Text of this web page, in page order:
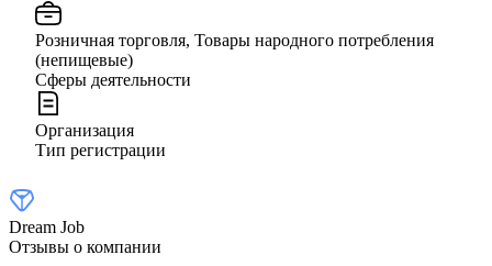
Розничная торговля, Товары народного потребления
(непищевые)
Сферы деятельности
Организация
Тип регистрации
Dream Job
Отзывы о компании